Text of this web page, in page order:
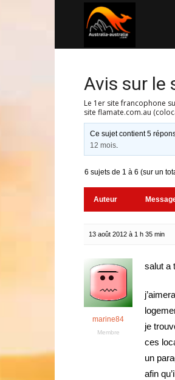
Avis sur le
Le 1er site francophone
site flamate.com.au
Ce sujet contient 5
12 mois.
6 sujets de 1 à 6 (sur un
Auteur
13 août 2012 à 1 h 35 min
marine84
Membre
salut a
je
ces
un
afin